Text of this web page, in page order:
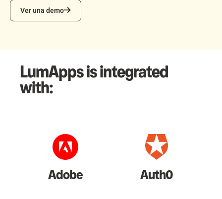
Ver una demo
Ver una demo
LumApps is integrated
with:
Adobe Auth0